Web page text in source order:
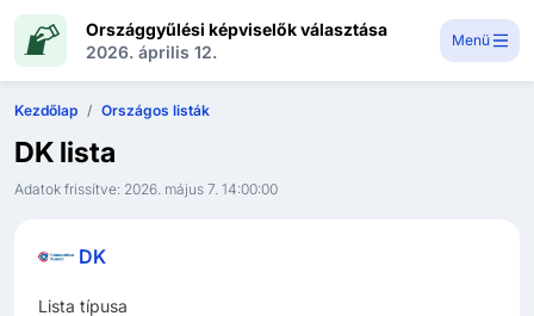
Országgyűlési képviselők választása
2026. április 12.
Menü
Kezdőlap Országos listák
DK lista
Adatok frissítve: 2026. május 7. 14:00:00
DK
Lista típusa